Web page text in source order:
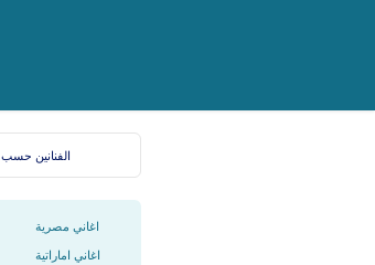
الفنانين
اغاني مصرية
اغاني اماراتية